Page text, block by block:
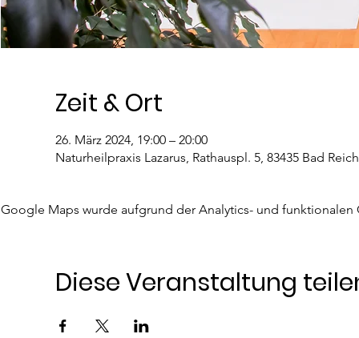
Zeit & Ort
26. März 2024, 19:00 – 20:00
Naturheilpraxis Lazarus, Rathauspl. 5, 83435 Bad
Google Maps wurde aufgrund der Analytics- und
Diese Veranstaltung